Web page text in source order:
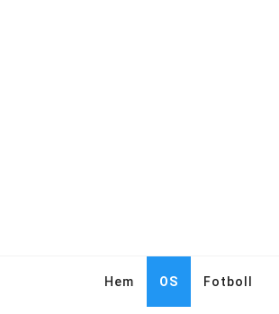
Hem OS Fotboll